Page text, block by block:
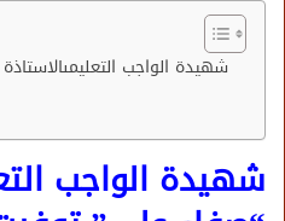
شهيدة الواجب
شهيدة الواجب